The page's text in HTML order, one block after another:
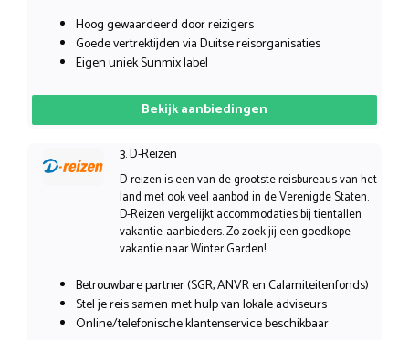
Hoog gewaardeerd door reizigers
Goede vertrektijden via Duitse reisorganisaties
Eigen uniek Sunmix label
Bekijk aanbiedingen
3. D-Reizen
D-reizen is een van de grootste reisbureaus van het
land met ook veel aanbod in de Verenigde Staten.
D-Reizen vergelijkt accommodaties bij tientallen
vakantie-aanbieders. Zo zoek jij een goedkope
vakantie naar Winter Garden!
Betrouwbare partner (SGR, ANVR en Calamiteitenfonds)
Stel je reis samen met hulp van lokale adviseurs
Online/telefonische klantenservice beschikbaar